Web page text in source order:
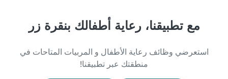
مع تطبيقنا، رعاية أطفالك بنقرة زر
استعرضي وظائف رعاية الأطفال و المربيات المتاحات في
منطقتك عبر تطبيقنا!